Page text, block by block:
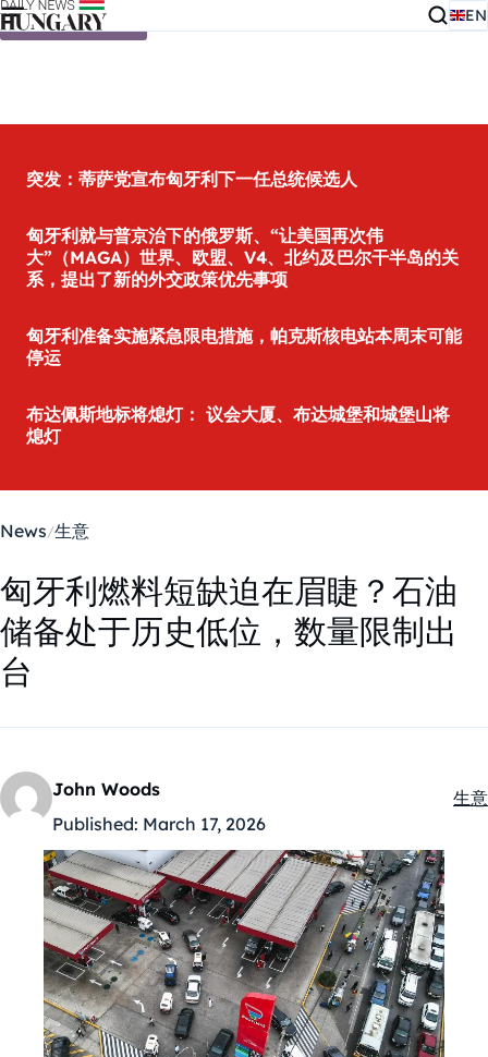
Skip to content EN
突发：蒂萨党宣布匈牙利下一任总统候选人
匈牙利就与普京治下的俄罗斯、“让美国再次伟
大”（MAGA）世界、欧盟、V4、北约及巴尔干半岛的关
系，提出了新的外交政策优先事项
匈牙利准备实施紧急限电措施，帕克斯核电站本周末可能
停运
布达佩斯地标将熄灯： 议会大厦、布达城堡和城堡山将
熄灯
News 生意
匈牙利燃料短缺迫在眉睫？石油
储备处于历史低位，数量限制出
台
John Woods
Published: March 17, 2026
生意